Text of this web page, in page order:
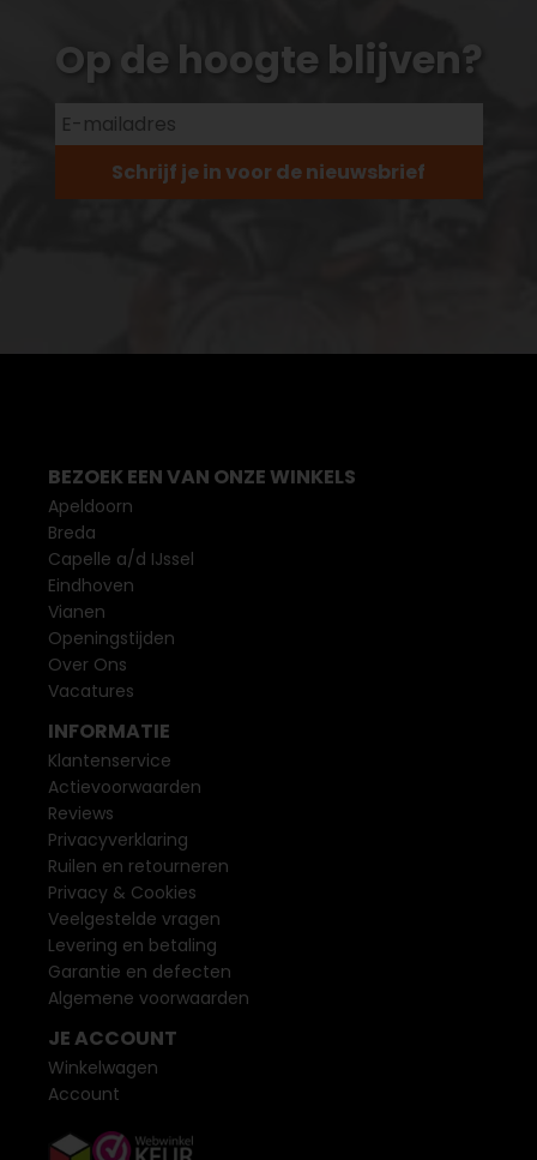
Op de hoogte blijven?
Schrijf je in voor de nieuwsbrief
BEZOEK EEN VAN ONZE WINKELS
Apeldoorn
Breda
Capelle a/d IJssel
Eindhoven
Vianen
Openingstijden
Over Ons
Vacatures
INFORMATIE
Klantenservice
Actievoorwaarden
Reviews
Privacyverklaring
Ruilen en retourneren
Privacy & Cookies
Veelgestelde vragen
Levering en betaling
Garantie en defecten
Algemene voorwaarden
JE ACCOUNT
Winkelwagen
Account